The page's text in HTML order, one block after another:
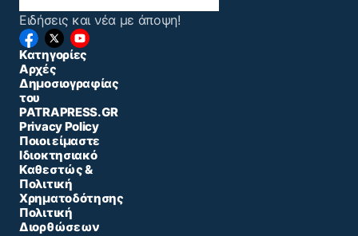
Ειδήσεις και νέα με άποψη!
Κατηγορίες
Αρχές
Δημοσιογραφίας
του
PATRAPRESS.GR
Privacy Policy
Ποιοι είμαστε
Ιδιοκτησιακό
Καθεστώς &
Πολιτική
Χρηματοδότησης
Πολιτική
Διορθώσεων